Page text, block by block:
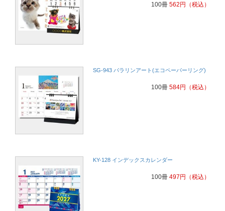
100冊 562円 （税込）
SG-943 パラリンアート(エコペーパーリング)
100冊 584円 （税込）
KY-128 インデックスカレンダー
100冊 497 円 （税込）